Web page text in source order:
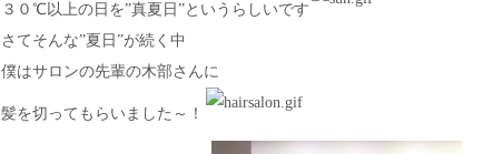
３０℃以上の日を”真夏日”というらしいです
さてそんな”夏日”が続く中
僕はサロンの先輩の木部さんに
髪を切ってもらいました～！